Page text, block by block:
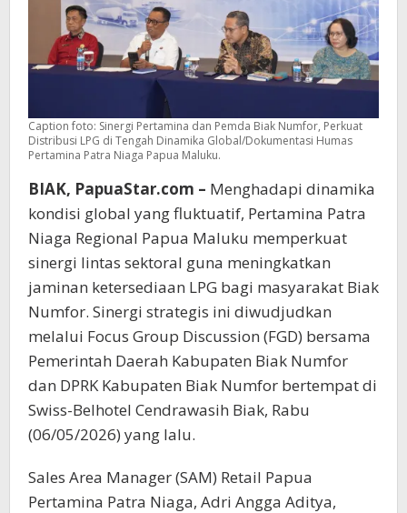
Caption foto: Sinergi Pertamina dan Pemda Biak Numfor, Perkuat
Distribusi LPG di Tengah Dinamika Global/Dokumentasi Humas
Pertamina Patra Niaga Papua Maluku.
BIAK, PapuaStar.com – Menghadapi dinamika
kondisi global yang fluktuatif, Pertamina Patra
Niaga Regional Papua Maluku memperkuat
sinergi lintas sektoral guna meningkatkan
jaminan ketersediaan LPG bagi masyarakat Biak
Numfor. Sinergi strategis ini diwudjudkan
melalui Focus Group Discussion (FGD) bersama
Pemerintah Daerah Kabupaten Biak Numfor
dan DPRK Kabupaten Biak Numfor bertempat di
Swiss-Belhotel Cendrawasih Biak, Rabu
(06/05/2026) yang lalu.
Sales Area Manager (SAM) Retail Papua
Pertamina Patra Niaga, Adri Angga Aditya,